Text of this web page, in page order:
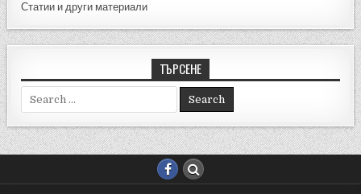
Статии и други материали
ТЪРСЕНЕ
Search for: